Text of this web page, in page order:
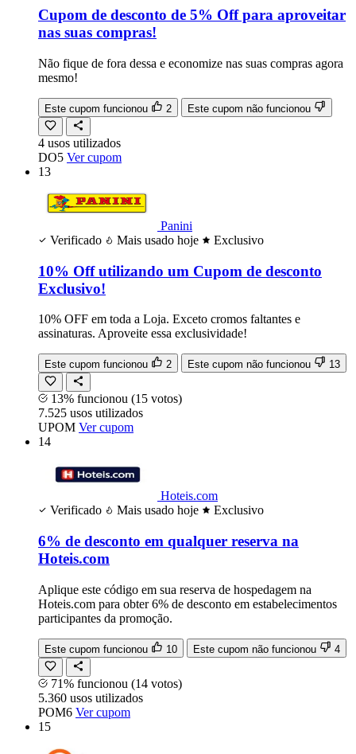
Cupom de desconto de 5% Off para aproveitar
nas suas compras!
Não fique de fora dessa e economize nas suas compras agora
mesmo!
Este cupom funcionou 2 Este cupom não funcionou
4 usos utilizados
DO5 Ver cupom
13
Panini
Verificado
Mais usado hoje Exclusivo
10% Off utilizando um Cupom de desconto
Exclusivo!
10% OFF em toda a Loja. Exceto cromos faltantes e
assinaturas. Aproveite essa exclusividade!
Este cupom funcionou 2 Este cupom não funcionou 13
13% funcionou (15 votos)
7.525 usos utilizados
UPOM Ver cupom
14
Hoteis.com
Verificado
Mais usado hoje Exclusivo
6% de desconto em qualquer reserva na
Hoteis.com
Aplique este código em sua reserva de hospedagem na
Hoteis.com para obter 6% de desconto em estabelecimentos
participantes da promoção.
Este cupom funcionou 10 Este cupom não funcionou 4
71% funcionou (14 votos)
5.360 usos utilizados
POM6 Ver cupom
15